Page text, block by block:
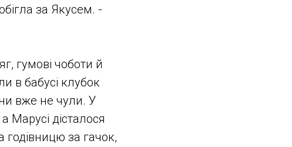
за Якусем. -
гумові чоботи й
в бабусі клубок
вже не чули. У
Марусі дісталося
за гачок,